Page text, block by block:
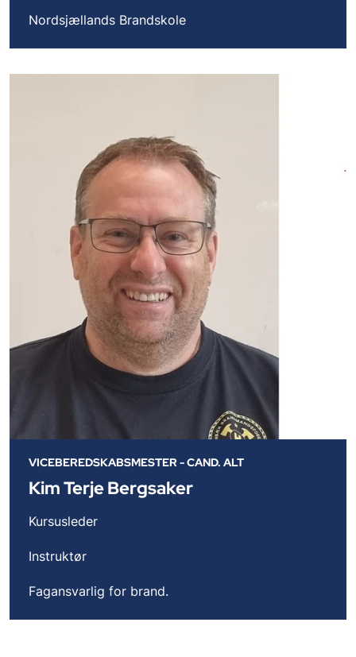
Nordsjællands Brandskole
VICEBEREDSKABSMESTER - CAND. ALT
Kim Terje Bergsaker
Kursusleder
Instruktør
Fagansvarlig for brand.